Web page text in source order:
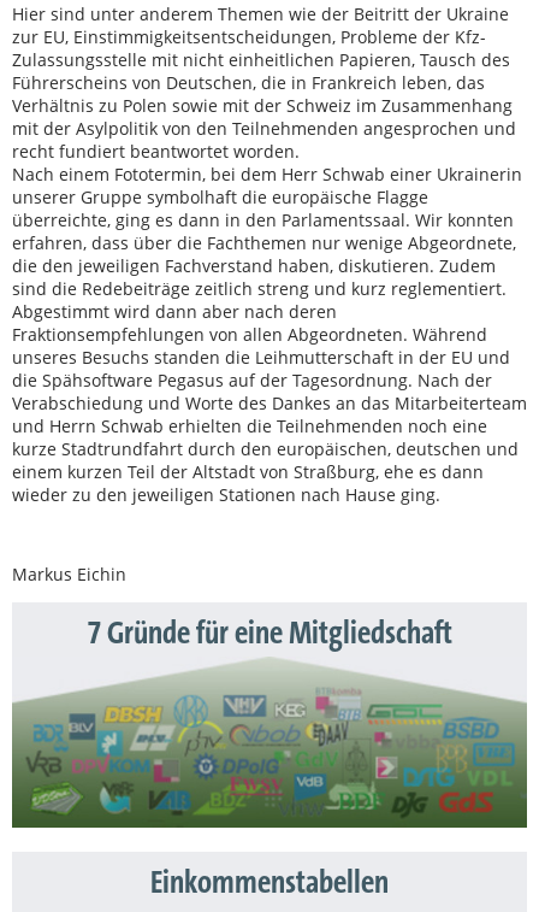
Hier sind unter anderem Themen wie der Beitritt der Ukraine
zur EU, Einstimmigkeitsentscheidungen, Probleme der Kfz-
Zulassungsstelle mit nicht einheitlichen Papieren, Tausch des
Führerscheins von Deutschen, die in Frankreich leben, das
Verhältnis zu Polen sowie mit der Schweiz im Zusammenhang
mit der Asylpolitik von den Teilnehmenden angesprochen und
recht fundiert beantwortet worden.
Nach einem Fototermin, bei dem Herr Schwab einer Ukrainerin
unserer Gruppe symbolhaft die europäische Flagge
überreichte, ging es dann in den Parlamentssaal. Wir konnten
erfahren, dass über die Fachthemen nur wenige Abgeordnete,
die den jeweiligen Fachverstand haben, diskutieren. Zudem
sind die Redebeiträge zeitlich streng und kurz reglementiert.
Abgestimmt wird dann aber nach deren
Fraktionsempfehlungen von allen Abgeordneten. Während
unseres Besuchs standen die Leihmutterschaft in der EU und
die Spähsoftware Pegasus auf der Tagesordnung. Nach der
Verabschiedung und Worte des Dankes an das Mitarbeiterteam
und Herrn Schwab erhielten die Teilnehmenden noch eine
kurze Stadtrundfahrt durch den europäischen, deutschen und
einem kurzen Teil der Altstadt von Straßburg, ehe es dann
wieder zu den jeweiligen Stationen nach Hause ging.
Markus Eichin
7 Gründe für eine Mitgliedschaft
Einkommenstabellen